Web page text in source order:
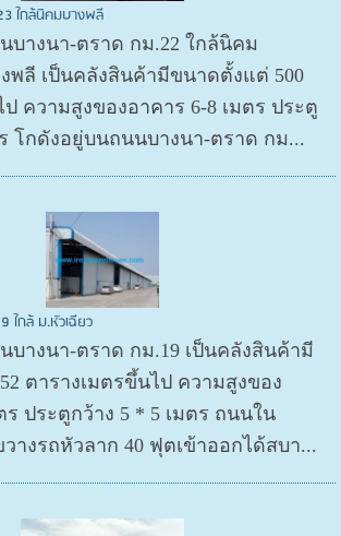
ใกล้นิคมบางพลี
บางนา-ตราด กม.22 ใกล้นิคม
พลี เป็นคลังสินค้ามีขนาดตั้งแต่ 500
ความสูงของอาคาร 6-8 เมตร ประตู
โกดังอยู่บนถนนบางนา-ตราด กม...
ใกล้ ม.หัวเฉียว
บางนา-ตราด กม.19 เป็นคลังสินค้ามี
ตารางเมตรขึ้นไป ความสูงของ
ร ประตูกว้าง 5 * 5 เมตร ถนนใน
างรถหัวลาก 40 ฟุตเข้าออกได้สบา...